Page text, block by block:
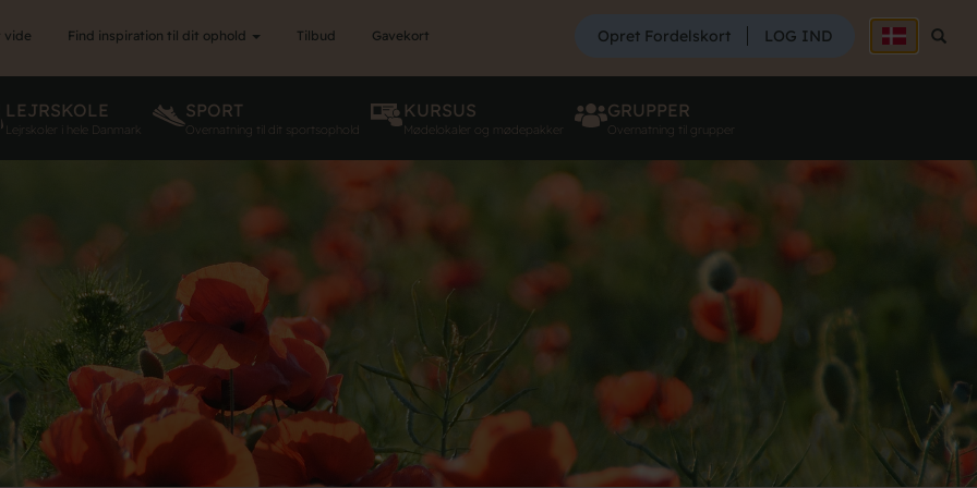
SØG
Søg
Opret Fordelskort LOG IND
vide Find inspiration til dit ophold Tilbud Gavekort
LEJRSKOLE
Lejrskoler i hele Danmark
SPORT
Overnatning til dit sportsophold
KURSUS
Mødelokaler og mødepakker
GRUPPER
Overnatning til grupper